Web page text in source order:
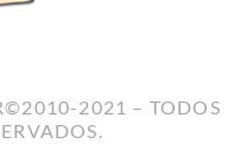
2021 – TODOS